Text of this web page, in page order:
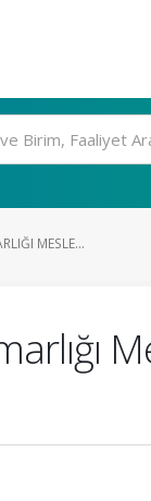
MESLE...